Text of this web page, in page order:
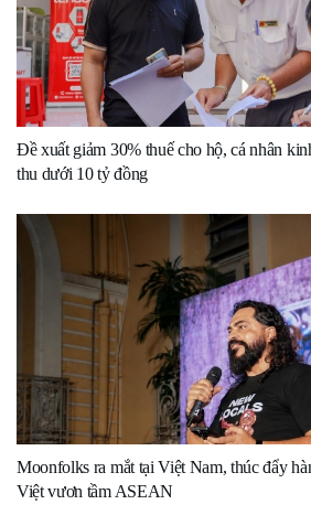
Đề xuất giảm 30% thuế cho hộ, cá nhân
thu dưới 10 tỷ đồng
Moonfolks ra mắt tại Việt Nam, thúc đẩy
Việt vươn tầm ASEAN